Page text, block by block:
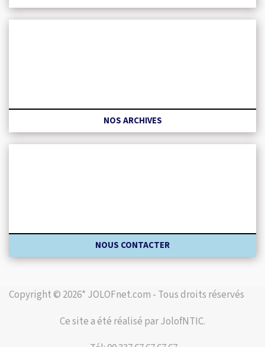
NOS ARCHIVES
NOUS CONTACTER
Copyright © 2026* JOLOFnet.com - Tous droits réservés
Ce site a été réalisé par JolofNTIC.